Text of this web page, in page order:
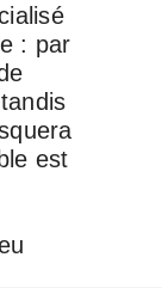
: par
est